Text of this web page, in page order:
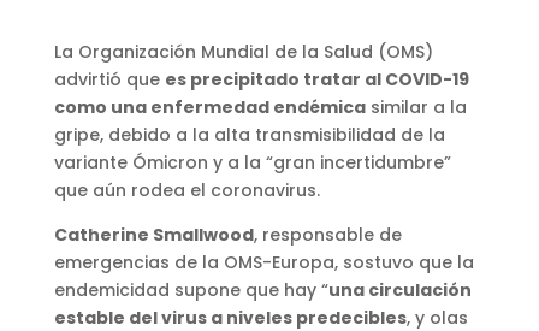
La Organización Mundial de la Salud (OMS)
advirtió que es precipitado tratar al COVID-19
como una enfermedad endémicasimilar a la
gripe, debido a la alta transmisibilidad de la
variante Ómicron y a la “gran incertidumbre”
que aún rodea el coronavirus.
Catherine Smallwood, responsable de
emergencias de la OMS-Europa, sostuvo que la
endemicidad supone que hay “una circulación
estable del virus a niveles predecibles, y olas